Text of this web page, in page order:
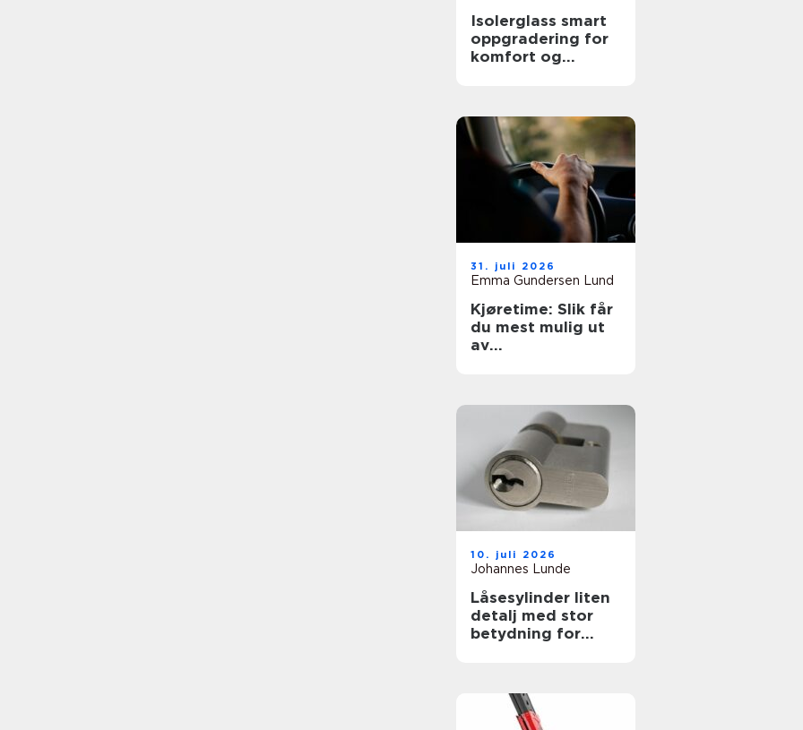
Isolerglass smart
oppgradering for
komfort og
31. juli 2026
Emma Gundersen Lund
Kjøretime: Slik får
du mest mulig ut
av
10. juli 2026
Johannes Lunde
Låsesylinder liten
detalj med stor
betydning for